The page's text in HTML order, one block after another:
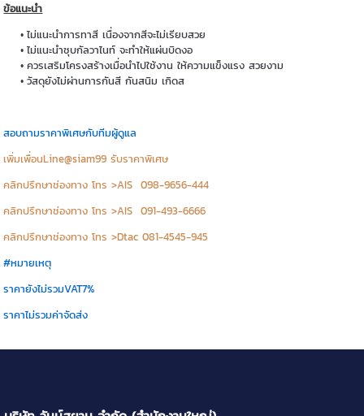
ข้อแนะนำ
ไม่แนะนำการทาสี เนื่องจากสีจะไม่เรียบสวย
ไม่แนะนำชุบกัลวาไนท์ จะทำให้แผ่นบิดงอ
ควรเสริมโครงสร้างเมื่อนำไปใช้งาน ให้ความแข็งแรง สวยงาม
วัสดุยังไม่ผ่านการกันสี กันสนิม เกิดส
สอบถามราคาพิเศษกับทีมผู้ดูแล
เพิ่มเพื่อนLine@siam99 รับราคาพิเศษ
คลิกปรึกษาช่องทาง โทร >AIS 098-9656-444
คลิกปรึกษาช่องทาง โทร >AIS 091-493-6666
คลิกปรึกษาช่องทาง โทร >Dtac 081-4545-945
#หมายเหตุ
ราคายังไม่รวมVAT7%
ราคาไม่รวมค่าจัดส่ง